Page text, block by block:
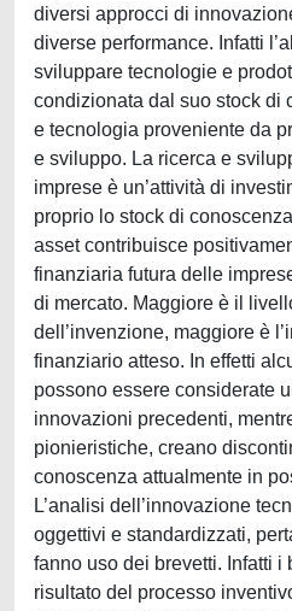
diversi approcci di
diverse performance. Infatti
sviluppare tecnologie e
condizionata dal suo stock di
e tecnologia proveniente da
e sviluppo. La ricerca e
imprese è un’attività di
proprio lo stock di
asset contribuisce
finanziaria futura delle
di mercato. Maggiore è il
dell’invenzione, maggiore è
finanziario atteso. In effetti
possono essere considerate
innovazioni precedenti,
pionieristiche, creano
conoscenza attualmente in
L’analisi dell’innovazione
oggettivi e standardizzati,
fanno uso dei brevetti. Infatti i
risultato del processo